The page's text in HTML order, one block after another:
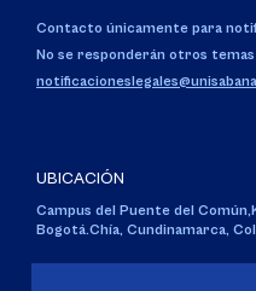
Contacto únicamente para
No se responderán otros
UBICACIÓN
Campus del Puente del Común,
Bogotá.Chía, Cundinamarca,